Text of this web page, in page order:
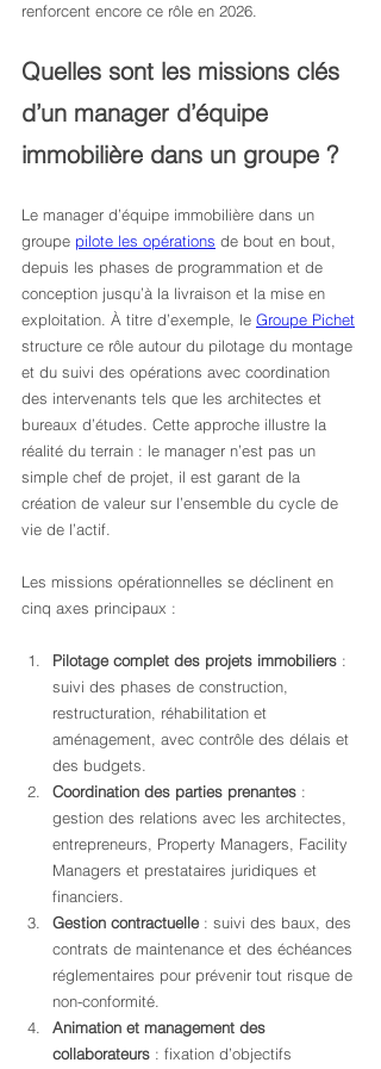
renforcent encore ce rôle en 2026.
Quelles sont les missions clés
d’un manager d’équipe
immobilière dans un groupe ?
Le manager d’équipe immobilière dans un
groupe pilote les opérations de bout en bout,
depuis les phases de programmation et de
conception jusqu’à la livraison et la mise en
exploitation. À titre d’exemple, le Groupe Pichet
structure ce rôle autour du pilotage du montage
et du suivi des opérations avec coordination
des intervenants tels que les architectes et
bureaux d’études. Cette approche illustre la
réalité du terrain : le manager n’est pas un
simple chef de projet, il est garant de la
création de valeur sur l’ensemble du cycle de
vie de l’actif.
Les missions opérationnelles se déclinent en
cinq axes principaux :
Pilotage complet des projets immobiliers :
suivi des phases de construction,
restructuration, réhabilitation et
aménagement, avec contrôle des délais et
des budgets.
Coordination des parties prenantes :
gestion des relations avec les architectes,
entrepreneurs, Property Managers, Facility
Managers et prestataires juridiques et
financiers.
Gestion contractuelle : suivi des baux, des
contrats de maintenance et des échéances
réglementaires pour prévenir tout risque de
non-conformité.
Animation et management des
collaborateurs : fixation d’objectifs